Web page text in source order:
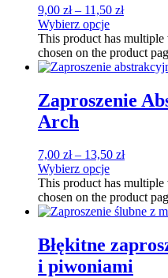
9,00 zł– 11,50 zł
Wybierz opcje
This product has
chosen on the product
Zaproszenie
Arch
7,00 zł– 13,50 zł
Wybierz opcje
This product has
chosen on the product
Błękitne
i piwoniami